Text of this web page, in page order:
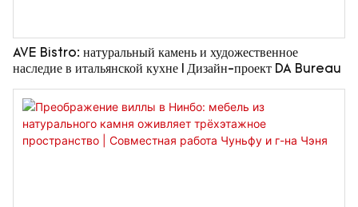
AVE Bistro: натуральный камень и художественное
наследие в итальянской кухне | Дизайн-проект DA Bureau